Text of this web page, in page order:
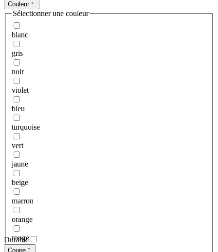
Couleur
Sélectionner une couleur
blanc
gris
noir
violet
bleu
turquoise
vert
jaune
beige
marron
orange
rouge
Durable
Coupe